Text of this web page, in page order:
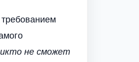
требованием
не сможет